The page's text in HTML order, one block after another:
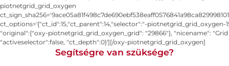
piotnetgrid_grid_oxygen
ct_options='{"ct_id":15,"ct_parent":14,"selector":"-piotnetgrid_grid_oxygen-
"original":{"oxy-piotnetgrid_grid_oxygen_grid": "29866"}, "nicename": "Grid
"activeselector":false, "ct_depth":0}'][/oxy-piotnetgrid_grid_oxygen]
Segítségre van szüksége?